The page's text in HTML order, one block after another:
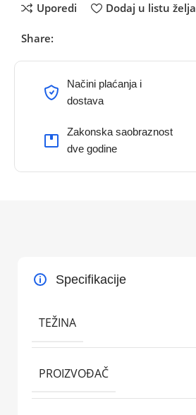
Uporedi Dodaj u listu želja
Share:
Načini plaćanja i
dostava
Zakonska saobraznost
dve godine
Specifikacije
TEŽINA
PROIZVOĐAČ